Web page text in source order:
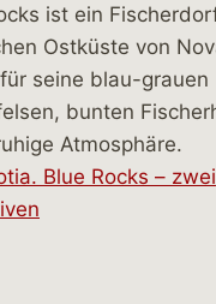
Blue Rocks – zwei